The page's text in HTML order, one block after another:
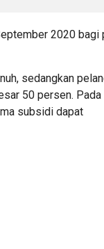
2020 bagi
sedangkan
50 persen.
subsidi dapat